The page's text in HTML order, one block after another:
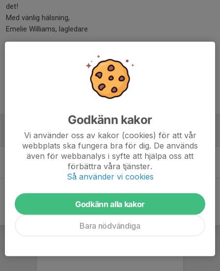
det!
Med vänlig hälsning,
Emelie Williams, lagledare
Gå med i Facebookgruppen!
12 maj, 18:06 0
Första träningen
20 apr, 19:54 0
Godkänn kakor
Vi använder oss av kakor (cookies) för att vår
webbplats ska fungera bra för dig. De används
även för webbanalys i syfte att hjälpa oss att
förbättra våra tjänster.
Så använder vi cookies
Godkänn alla kakor
Bara nödvändiga